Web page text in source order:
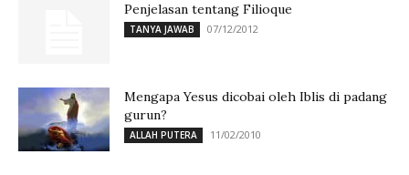
Penjelasan tentang Filioque
TANYA JAWAB 07/12/2012
Mengapa Yesus dicobai oleh Iblis di padang
gurun?
ALLAH PUTERA 11/02/2010